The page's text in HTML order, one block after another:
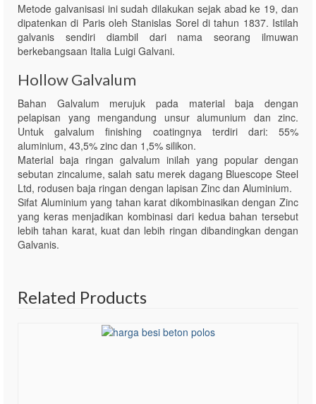
Metode galvanisasi ini sudah dilakukan sejak abad ke 19, dan
dipatenkan di Paris oleh Stanislas Sorel di tahun 1837. Istilah
galvanis sendiri diambil dari nama seorang ilmuwan
berkebangsaan Italia Luigi Galvani.
Hollow Galvalum
Bahan Galvalum merujuk pada material baja dengan
pelapisan yang mengandung unsur alumunium dan zinc.
Untuk galvalum finishing coatingnya terdiri dari: 55%
aluminium, 43,5% zinc dan 1,5% silikon.
Material baja ringan galvalum inilah yang popular dengan
sebutan zincalume, salah satu merek dagang Bluescope Steel
Ltd, rodusen baja ringan dengan lapisan Zinc dan Aluminium.
Sifat Aluminium yang tahan karat dikombinasikan dengan Zinc
yang keras menjadikan kombinasi dari kedua bahan tersebut
lebih tahan karat, kuat dan lebih ringan dibandingkan dengan
Galvanis.
Related Products